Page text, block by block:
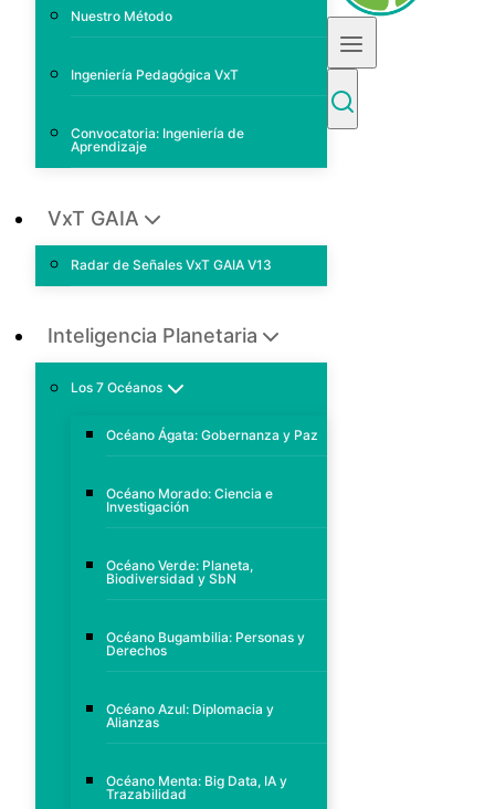
Nuestro Método
Ingeniería Pedagógica VxT
Convocatoria: Ingeniería de
Aprendizaje
VxT GAIA
Radar de Señales VxT GAIA V13
Inteligencia Planetaria
Los 7 Océanos
Océano Ágata: Gobernanza y Paz
Océano Morado: Ciencia e
Investigación
Océano Verde: Planeta,
Biodiversidad y SbN
Océano Bugambilia: Personas y
Derechos
Océano Azul: Diplomacia y
Alianzas
Océano Menta: Big Data, IA y
Trazabilidad